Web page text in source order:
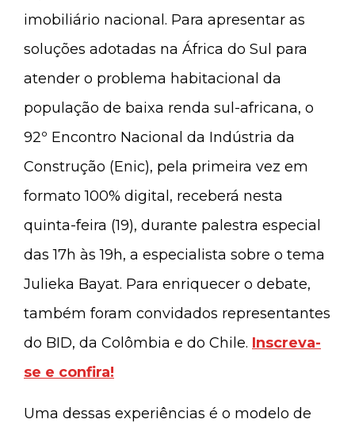
imobiliário nacional. Para apresentar as
soluções adotadas na África do Sul para
atender o problema habitacional da
população de baixa renda sul-africana, o
92º Encontro Nacional da Indústria da
Construção (Enic), pela primeira vez em
formato 100% digital, receberá nesta
quinta-feira (19), durante palestra especial
das 17h às 19h, a especialista sobre o tema
Julieka Bayat. Para enriquecer o debate,
também foram convidados representantes
do BID, da Colômbia e do Chile. Inscreva-
se e confira!
Uma dessas experiências é o modelo de